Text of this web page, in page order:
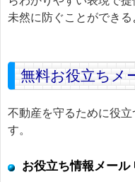
未然に防ぐことができる
無料お役立ちメ
不動産を守るために役
す。
お役立ち情報メー